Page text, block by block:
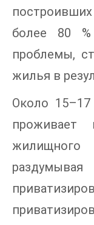
более 80
проблемы,
жилья в
Около
проживает